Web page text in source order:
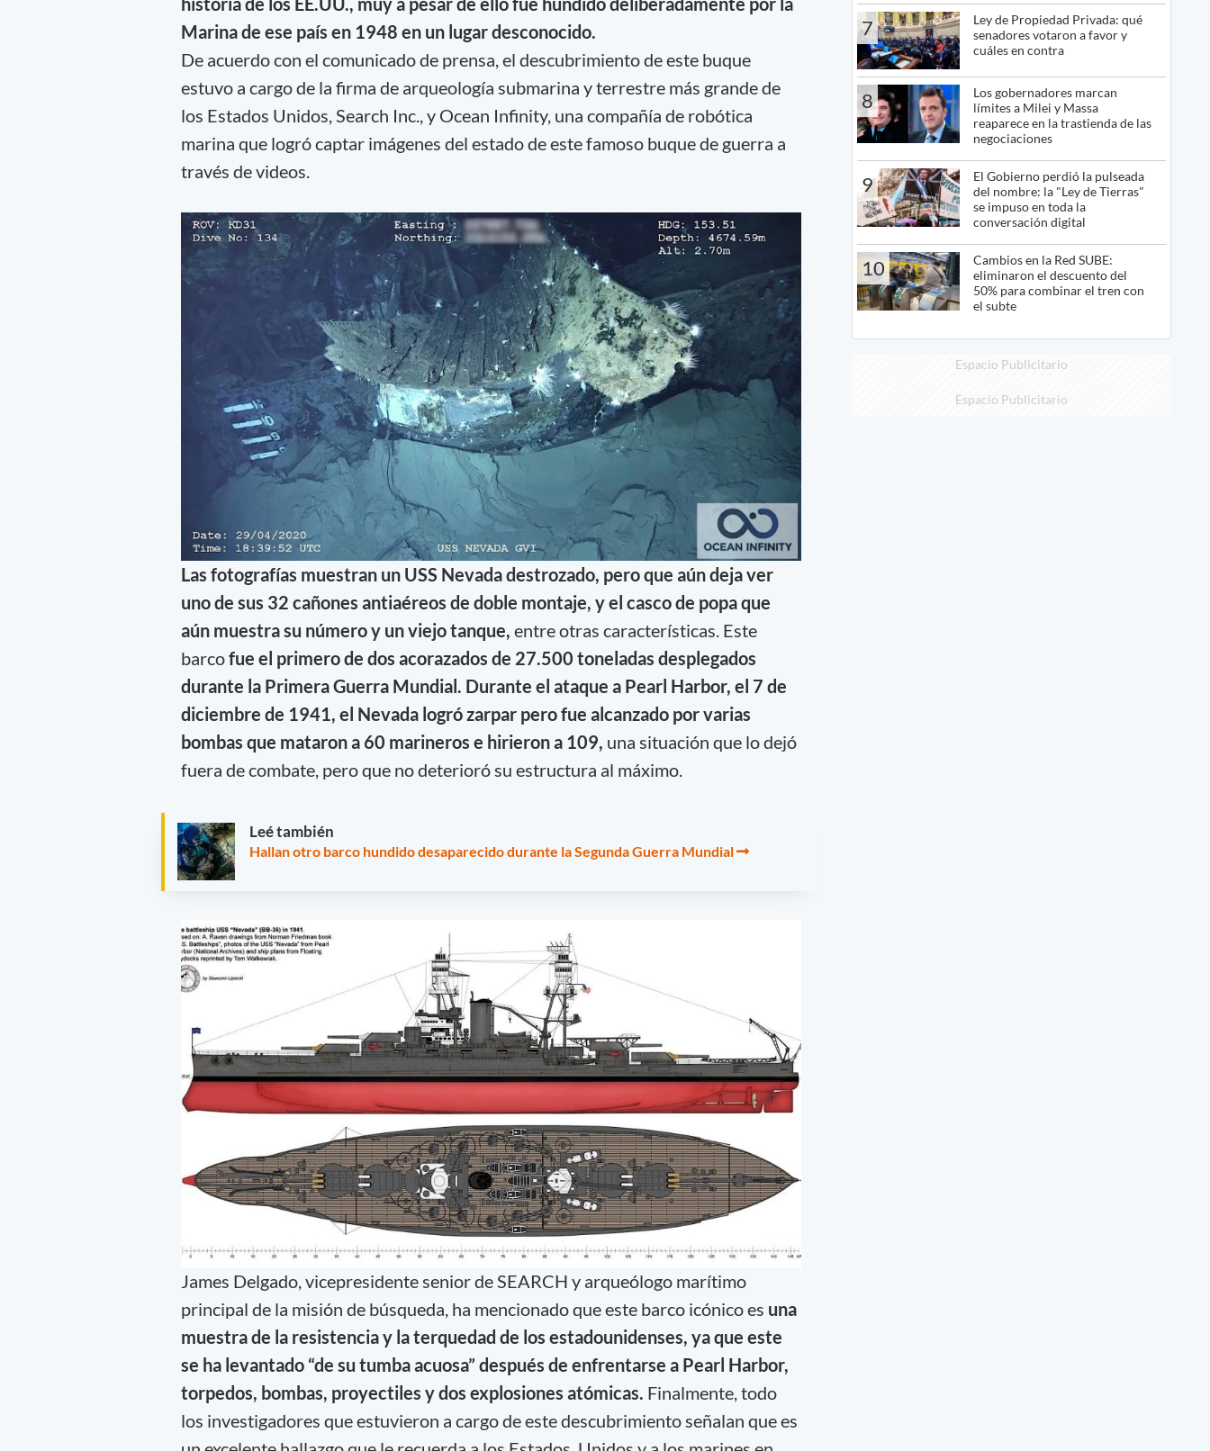
Marina de ese país en 1948 en un lugar desconocido.
De acuerdo con el comunicado de prensa, el descubrimiento de este buque
estuvo a cargo de la firma de arqueología submarina y terrestre más grande de
los Estados Unidos, Search Inc., y Ocean Infinity, una compañía de robótica
marina que logró captar imágenes del estado de este famoso buque de guerra a
través de videos.
Las fotografías muestran un USS Nevada destrozado, pero que aún deja ver
uno de sus 32 cañones antiaéreos de doble montaje, y el casco de popa que
aún muestra su número y un viejo tanque, entre otras características. Este
barcofue el primero de dos acorazados de 27.500 toneladas desplegados
durante la Primera Guerra Mundial. Durante el ataque a Pearl Harbor, el 7 de
diciembre de 1941, el Nevada logró zarpar pero fue alcanzado por varias
bombas que mataron a 60 marineros e hirieron a 109, una situación que lo dejó
fuera de combate, pero que no deterioró su estructura al máximo.
Leé también
Hallan otro barco hundido desaparecido durante la Segunda Guerra Mundial
James Delgado, vicepresidente senior de SEARCH y arqueólogo marítimo
principal de la misión de búsqueda, ha mencionado que este barco icónico es una
muestra de la resistencia y la terquedad de los estadounidenses, ya que este
se ha levantado “de su tumba acuosa” después de enfrentarse a Pearl Harbor,
torpedos, bombas, proyectiles y dos explosiones atómicas. Finalmente, todo
los investigadores que estuvieron a cargo de este descubrimiento señalan que es
7
Ley de Propiedad Privada: qué
senadores votaron a favor y
cuáles en contra
8
Los gobernadores marcan
límites a Milei y Massa
reaparece en la trastienda de las
negociaciones
9
El Gobierno perdió la pulseada
del nombre: la "Ley de Tierras"
se impuso en toda la
conversación digital
10
Cambios en la Red SUBE:
eliminaron el descuento del
50% para combinar el tren con
el subte
Espacio Publicitario
Espacio Publicitario